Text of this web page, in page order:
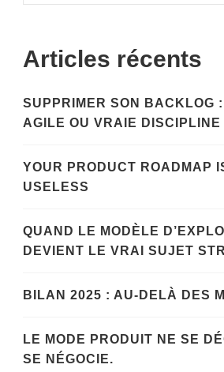
Articles récents
SUPPRIMER SON BACKLOG :
AGILE OU VRAIE DISCIPLINE
YOUR PRODUCT ROADMAP
USELESS
QUAND LE MODÈLE
DEVIENT LE VRAI SUJET
BILAN 2025 : AU-DELÀ DES
LE MODE PRODUIT NE SE
SE NÉGOCIE.